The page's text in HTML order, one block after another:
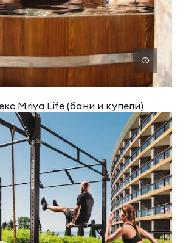
Mriya Life (бани и купели)